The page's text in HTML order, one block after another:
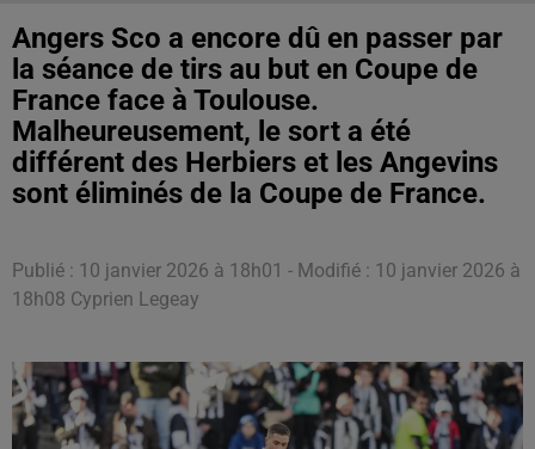
Angers Sco a encore dû en passer par
la séance de tirs au but en Coupe de
France face à Toulouse.
Malheureusement, le sort a été
différent des Herbiers et les Angevins
sont éliminés de la Coupe de France.
Publié : 10 janvier 2026 à 18h01 - Modifié : 10 janvier 2026 à
18h08 Cyprien Legeay